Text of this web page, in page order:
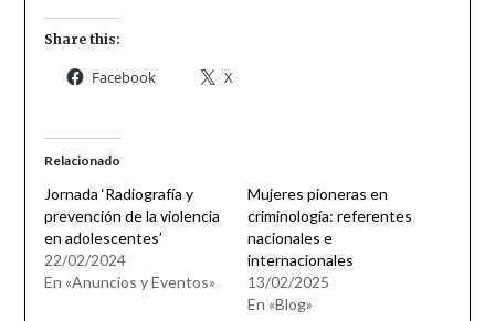
Share this:
Facebook X
Relacionado
Jornada ‘Radiografía y
prevención de la violencia
en adolescentes’
22/02/2024
En «Anuncios y Eventos»
Mujeres pioneras en
criminología: referentes
nacionales e
internacionales
13/02/2025
En «Blog»